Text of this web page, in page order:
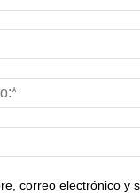
correo electrónico y